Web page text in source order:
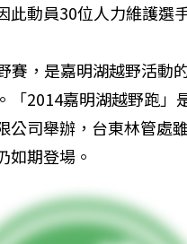
動員30位人力維護選
賽，是嘉明湖越野活動
「2014嘉明湖越野跑」
公司舉辦，台東林管處
如期登場。